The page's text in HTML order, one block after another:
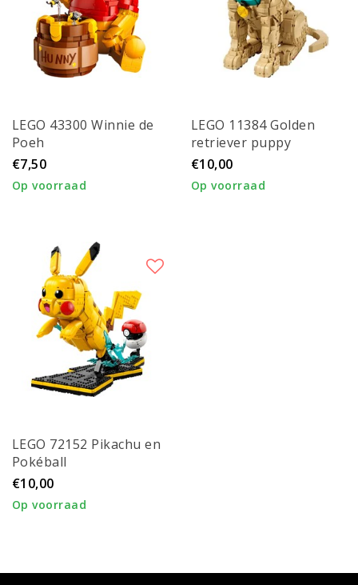
LEGO 43300 Winnie de
Poeh
€7,50
Op voorraad
LEGO 11384 Golden
retriever puppy
€10,00
Op voorraad
LEGO 72152 Pikachu en
Pokéball
€10,00
Op voorraad